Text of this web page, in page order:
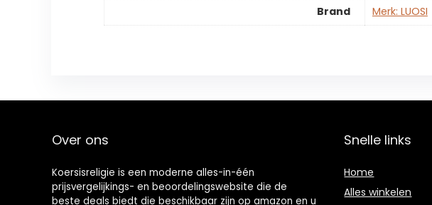
Brand
Merk: LUOSI
Over ons
Koersisreligie is een moderne alles-in-één
prijsvergelijkings- en beoordelingswebsite die de
beste deals biedt die beschikbaar zijn op amazon en u
Snelle links
Home
Alles winkelen